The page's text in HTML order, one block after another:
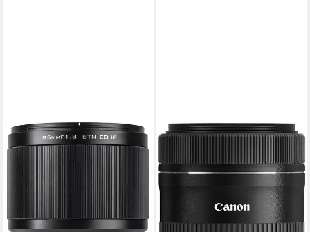
VILTROX
FE 85mm f1,8 AF II Sony E-